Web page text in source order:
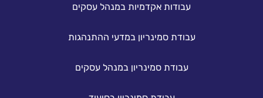
עבודות אקדמיות במנהל עסקים
עבודת סמינריון במדעי ההתנהגות
עבודת סמינריון במנהל עסקים